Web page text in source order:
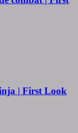
| First Look